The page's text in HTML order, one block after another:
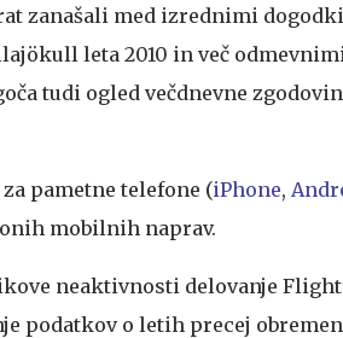
zanašali med izrednimi
leta 2010 in več
tudi ogled večdnevne
pametne telefone (iPhone,
mobilnih naprav.
neaktivnosti delovanje
podatkov o letih precej